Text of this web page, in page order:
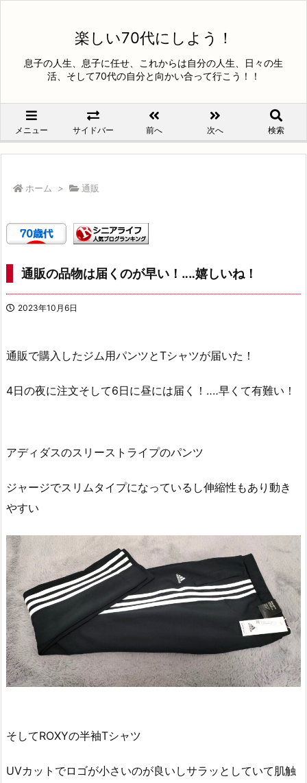
楽しい70代にしよう！
息子の人生、息子に任せ、これからは自分の人生、日々の生
活、そして70代の自分と向かい合って行こう！！
メニュー サイドバー 前へ 次へ 検索
ホーム > 通販
通販の品物は届くのが早い！‥‥嬉しいね！
2023年10月6日
通販で購入したジム用パンツとTシャツが届いた！
4日の夜に注文そして6日に昼には届く！‥‥早くて有難い！
アディダスのスリーストライプのパンツ
ジャージでスリムタイプになっているし伸縮性もあり動き
やすい
そしてROXYの半袖Tシャツ
UVカットでロゴが小さいのが良いしサラッとしていて肌触